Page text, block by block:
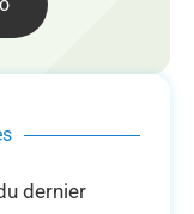
dernier